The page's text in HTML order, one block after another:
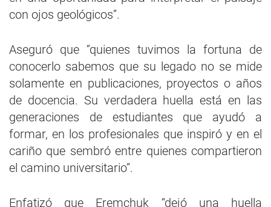
con ojos geológicos”.
Aseguró que “quienes tuvimos la fortuna de
conocerlo sabemos que su legado no se mide
solamente en publicaciones, proyectos o años
de docencia. Su verdadera huella está en las
generaciones de estudiantes que ayudó a
formar, en los profesionales que inspiró y en el
cariño que sembró entre quienes compartieron
el camino universitario”.
Enfatizó que Eremchuk “dejó una huella